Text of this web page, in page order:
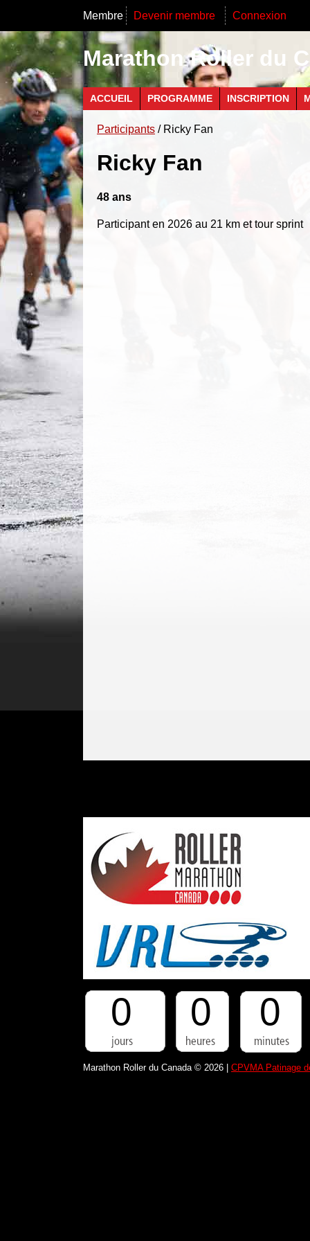
Membre Devenir membre Connexion
Marathon Roller du
ACCUEIL PROGRAMME INSCRIPTION
Participants / Ricky Fan
Ricky Fan
48 ans
Participant en 2026 au 21 km et tour sprint
0 0 0
Marathon Roller du Canada © 2026 | CPVMA Patinage